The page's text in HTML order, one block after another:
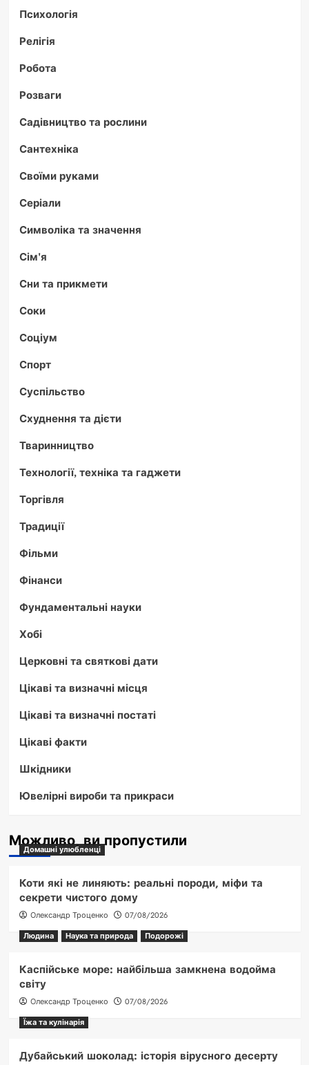
Психологія
Релігія
Робота
Розваги
Садівництво та рослини
Сантехніка
Своїми руками
Серіали
Символіка та значення
Сім'я
Сни та прикмети
Соки
Соціум
Спорт
Суспільство
Схуднення та дієти
Тваринництво
Технології, техніка та гаджети
Торгівля
Традиції
Фільми
Фінанси
Фундаментальні науки
Хобі
Церковні та святкові дати
Цікаві та визначні місця
Цікаві та визначні постаті
Цікаві факти
Шкідники
Ювелірні вироби та прикраси
Можливо, ви пропустили
Домашні улюбленці
Коти які не линяють: реальні породи, міфи та
секрети чистого дому
Олександр Троценко
07/08/2026
Людина
Наука та природа Подорожі
Каспійське море: найбільша замкнена водойма
світу
Олександр Троценко
07/08/2026
Їжа та кулінарія
Дубайський шоколад: історія вірусного десерту